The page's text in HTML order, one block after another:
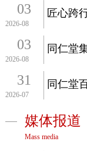
03
2026-08
03
2026-08
同仁堂
31
2026-07
媒体报道
Mass media